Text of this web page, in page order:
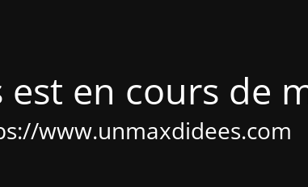
en cours de
www.unmaxdidees.com